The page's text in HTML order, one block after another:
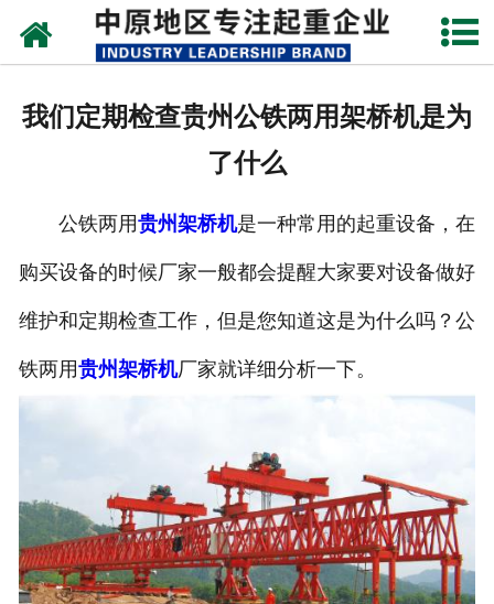
网站首页
企业视频
成功案例
我们定期检查贵州公铁两用架桥机是为
了什么
公铁两用贵州架桥机是一种常用的起重设备，在
购买设备的时候厂家一般都会提醒大家要对设备做好
维护和定期检查工作，但是您知道这是为什么吗？公
铁两用贵州架桥机厂家就详细分析一下。